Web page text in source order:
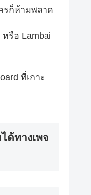
รก็ห้ามพลาด
หรือ Lambai
ที่เกาะ
ด้ทางเพจ